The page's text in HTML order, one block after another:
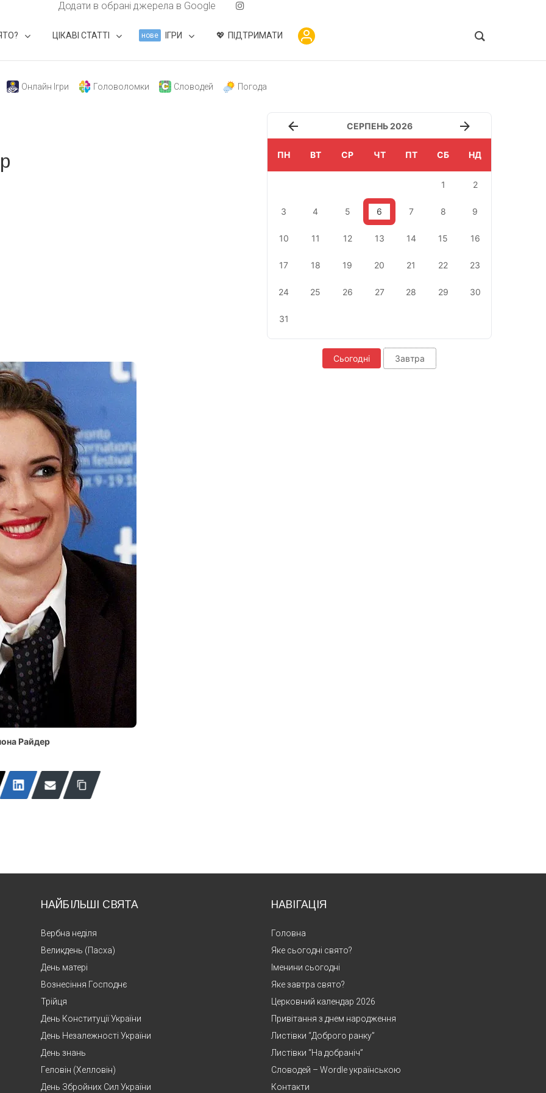
Додати в обрані джерела в Google
ЦІКАВІ СТАТТІ нове ІГРИ ПІДТРИМАТИ
Онлайн Ігри Головоломки Словодей Погода
Райдер
СЕРПЕНЬ 2026
ПН ВТ СР ЧТ ПТ СБ НД
1 2
3 4 5 6 7 8 9
10 11 12 13 14 15 16
17 18 19 20 21 22 23
24 25 26 27 28 29 30
31
Сьогодні Завтра
НАЙБІЛЬШІ СВЯТА
Вербна неділя
Великдень (Пасха)
День матері
Вознесіння Господнє
Трійця
День Конституції України
День Незалежності України
День знань
Геловін (Хелловін)
День Збройних Сил України
НАВІГАЦІЯ
Головна
Яке сьогодні свято?
Іменини сьогодні
Яке завтра свято?
Церковний календар 2026
Привітання з днем народження
Листівки “Доброго ранку”
Листівки “На добраніч”
Словодей – Wordle українською
Контакти